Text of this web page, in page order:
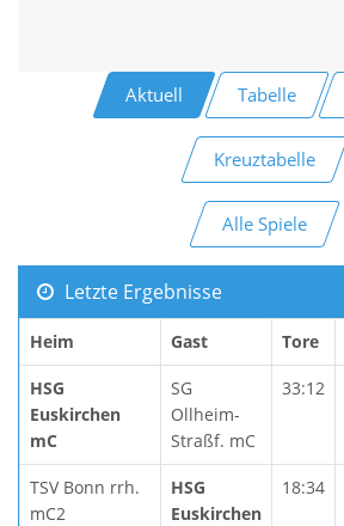
Aktuell Tabelle
Kreuztabelle
Alle Spiele
Letzte Ergebnisse
Heim Gast Tore
HSG
Euskirchen
mC
SG
Ollheim-
Straßf. mC
33:12
TSV Bonn rrh.
mC2
HSG
Euskirchen
18:34